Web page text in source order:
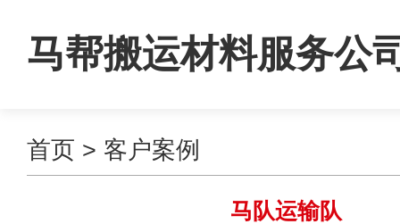
马帮搬运材料服务公
首页 > 客户案例
马队运输队